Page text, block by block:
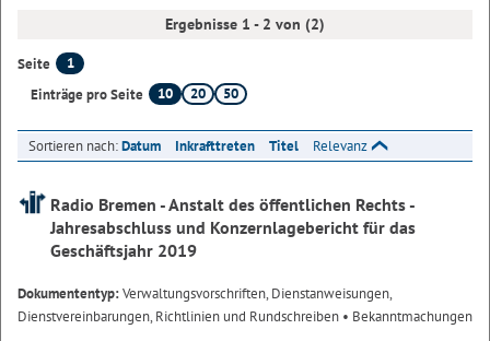
Ergebnisse 1 - 2 von (2)
Seite
1
Einträge pro Seite
10 20 50
Sortieren nach:Datum Inkrafttreten Titel Relevanz
Radio Bremen - Anstalt des öffentlichen Rechts -
Jahresabschluss und Konzernlagebericht für das
Geschäftsjahr 2019
Dokumententyp:Verwaltungsvorschriften, Dienstanweisungen,
Dienstvereinbarungen, Richtlinien und Rundschreiben • Bekanntmachungen